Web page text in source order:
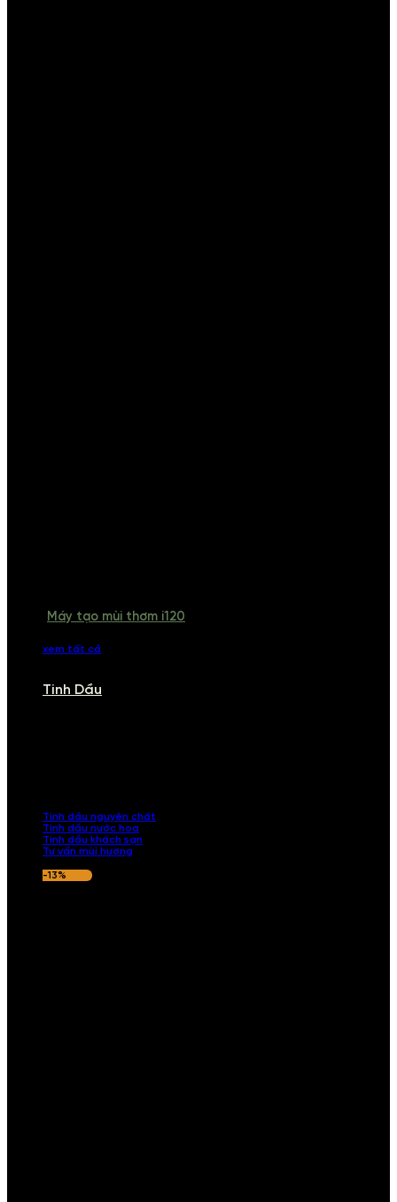
Máy tạo mùi thơm i120
xem tất cả
Tinh Dầu
Tinh dầu nguyên chất
Tinh dầu nước hoa
Tinh dầu khách sạn
Tư vấn mùi hương
-13%